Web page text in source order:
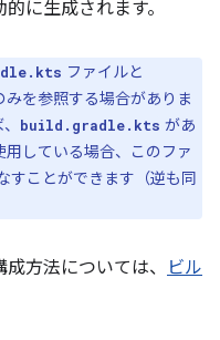
に生成されます。
ファイルと
みを参照する場合がありま
build.gradle.kts があ
している場合、このファ
すことができます（逆も同
方法については、
ビル